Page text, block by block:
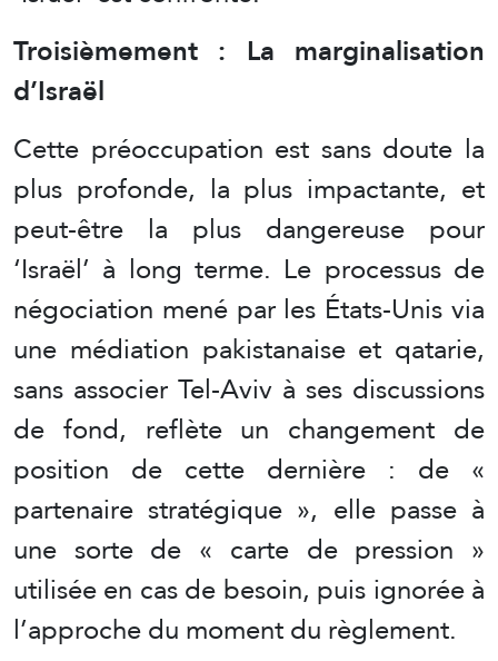
Troisièmement : La marginalisation
d’Israël
Cette préoccupation est sans doute la
plus profonde, la plus impactante, et
peut-être la plus dangereuse pour
‘Israël’ à long terme. Le processus de
négociation mené par les États-Unis via
une médiation pakistanaise et qatarie,
sans associer Tel-Aviv à ses discussions
de fond, reflète un changement de
position de cette dernière : de «
partenaire stratégique », elle passe à
une sorte de « carte de pression »
utilisée en cas de besoin, puis ignorée à
l’approche du moment du règlement.